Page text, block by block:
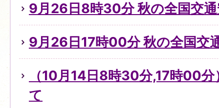
9月26日8時30分 秋の全国交
9月26日17時00分 秋の全国交
（10月14日8時30分,17時00
て